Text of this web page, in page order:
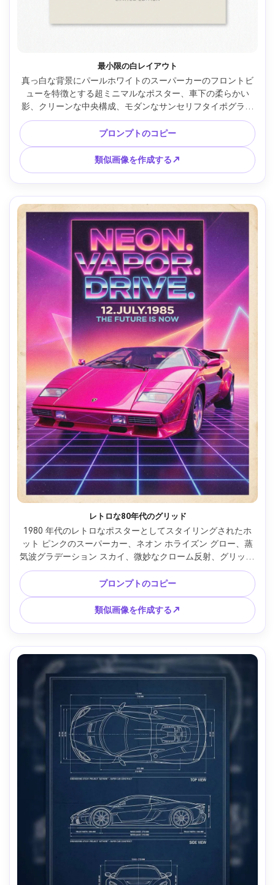
最小限の白レイアウト
真っ白な背景にパールホワイトのスーパーカーのフロントビ
ューを特徴とする超ミニマルなポスター、車下の柔らかい
影、クリーンな中央構成、モダンなサンセリフタイポグラフ
ィプレースホルダー、ハイキーなスタジオ照明、鮮明なエッ
ジ、フォトリアルなディテール、プレミアムプリントの美
学、微妙な紙の質感、垂直ポスター、85mm レンズ、浅い被
写界深度 --ar 4:5
プロンプトのコピー
類似画像を作成する↗
レトロな80年代のグリッド
1980 年代のレトロなポスターとしてスタイリングされたホ
ット ピンクのスーパーカー、ネオン ホライズン グロー、蒸
気波グラデーション スカイ、微妙なクローム反射、グリッド
フロア パースペクティブ、大胆な幾何学的形状、ハイ コン
トラスト、フィルム グレインとハーフトーン テクスチャ、
スチル フォトリアルな車のディテール、大きなヘッドライン
ブロックを備えた垂直ポスター レイアウト、85mm レンズ、
浅い被写界深度、柔らかい映画のような照明 --ar 4:5
プロンプトのコピー
類似画像を作成する↗